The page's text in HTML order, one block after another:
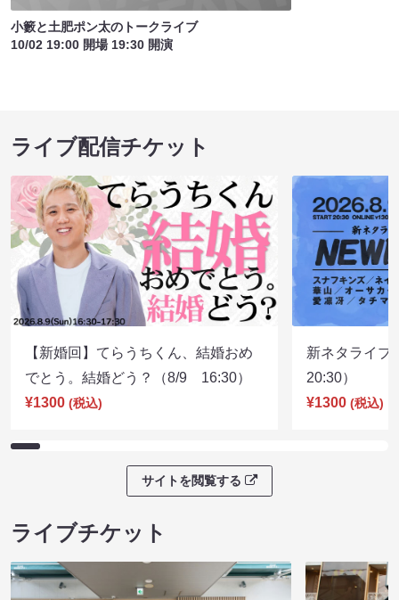
小籔と土肥ポン太のトークライブ
10/02 19:00 開場 19:30 開演
ライブ配信チケット
【新婚回】てらうちくん、結婚おめ
でとう。結婚どう？（8/9 16:30）
¥1300 (税込)
新ネタライ
20:30）
¥1300 (税込)
サイトを閲覧する
ライブチケット